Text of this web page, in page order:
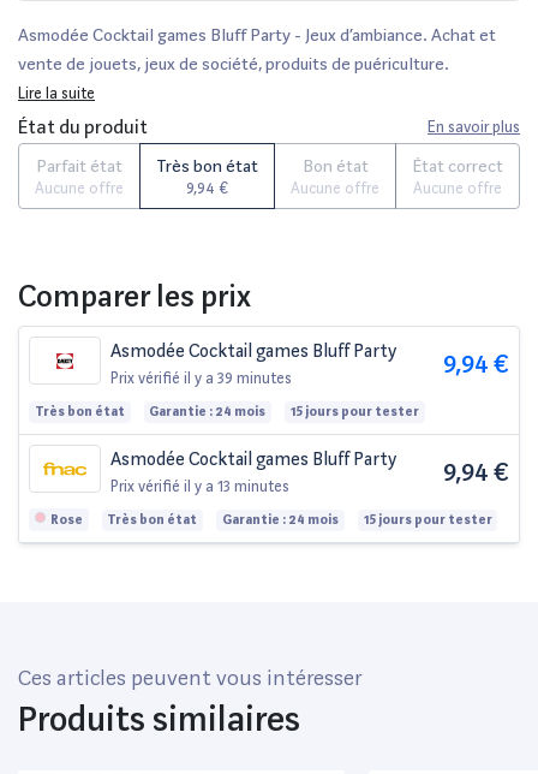
Asmodée Cocktail games Bluff Party - Jeux d’ambiance. Achat et
vente de jouets, jeux de société, produits de puériculture.
Découvrez les Univers Playmobil, Légo, FisherPrice, Vtech ainsi que
les grandes marques de puériculture : Chicco, Bébé Confort, Mac
Laren, Babybjörn...
Lire la suite
État du produit En savoir plus
Parfait état
Aucune offre
Très bon état
9,94 €
Bon état
Aucune offre
État correct
Aucune offre
Comparer les prix
Asmodée Cocktail games Bluff Party
Prix vérifié il y a 39 minutes 9,94 €
Très bon état Garantie : 24 mois 15 jours pour tester
Asmodée Cocktail games Bluff Party
Prix vérifié il y a 13 minutes 9,94 €
Rose Très bon état Garantie : 24 mois 15 jours pour tester
Ces articles peuvent vous intéresser
Produits similaires